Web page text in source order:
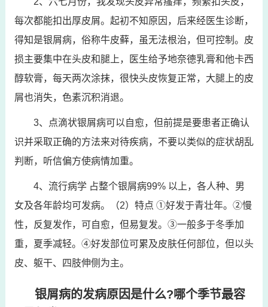
每次都能扣出厚皮屑。起初不知原因，后来经医生诊断，
得知是银屑病，俗称牛皮藓，虽无法根治，但可控制。皮
损主要集中在头皮和腿上，医生给予地奈德乳膏和他卡西
醇软膏，每天两次涂抹，很快头皮恢复正常，大腿上的皮
屑也消失，色素沉积消退。
3、点滴状银屑病可以自愈，但前提是要患者正确认
识并采取正确的方法来对待疾病，不要以类似的症状胡乱
判断，听信偏方使病情加重。
4、流行病学 占整个银屑病99% 以上，各人种、男
女及各年龄均可发病。（2）特点 ①好发于青壮年。②慢
性，反复发作，可自愈，但易复发。③一般多于冬季加
重，夏季减轻。④好发部位可累及皮肤任何部位，但以头
皮、躯干、四肢伸侧为主。
银屑病的发病原因是什么?哪个季节最容